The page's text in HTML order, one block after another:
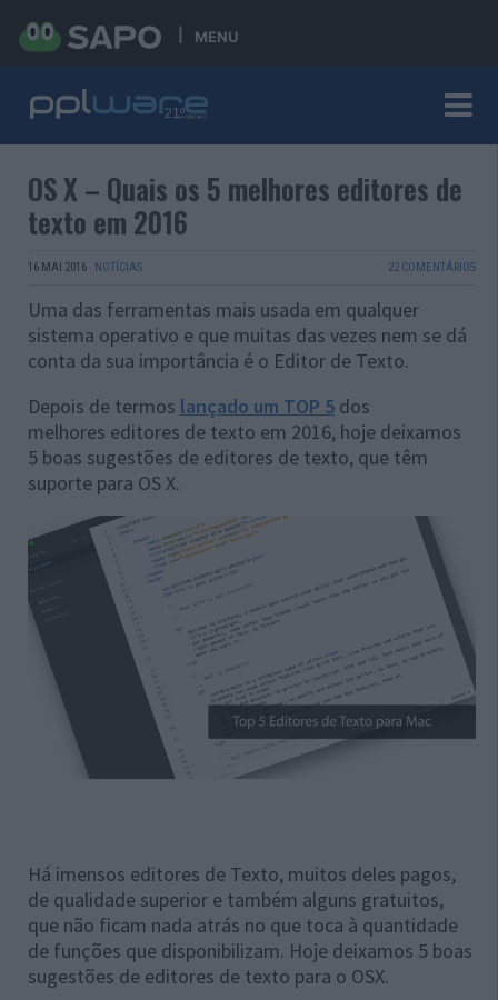
MENU
OS X – Quais os 5 melhores editores de
texto em 2016
16 MAI 2016 · NOTÍCIAS 22 COMENTÁRIOS
Uma das ferramentas mais usada em qualquer
sistema operativo e que muitas das vezes nem se dá
conta da sua importância é o Editor de Texto.
Depois de termos lançado um TOP 5 dos
melhores editores de texto em 2016, hoje deixamos
5 boas sugestões de editores de texto, que têm
suporte para OS X.
Há imensos editores de Texto, muitos deles pagos,
de qualidade superior e também alguns gratuitos,
que não ficam nada atrás no que toca à quantidade
de funções que disponibilizam. Hoje deixamos 5 boas
sugestões de editores de texto para o OSX.